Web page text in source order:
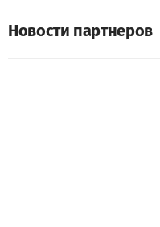
Новости партнеров